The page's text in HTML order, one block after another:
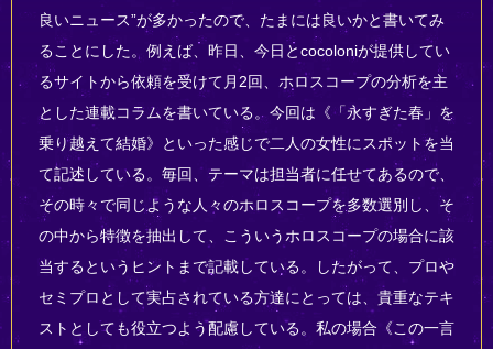
良いニュース”が多かったので、たまには良いかと書いてみ
ることにした。例えば、昨日、今日とcocoloniが提供してい
るサイトから依頼を受けて月2回、ホロスコープの分析を主
とした連載コラムを書いている。今回は《「永すぎた春」を
乗り越えて結婚》といった感じで二人の女性にスポットを当
て記述している。毎回、テーマは担当者に任せてあるので、
その時々で同じような人々のホロスコープを多数選別し、そ
の中から特徴を抽出して、こういうホロスコープの場合に該
当するというヒントまで記載している。したがって、プロや
セミプロとして実占されている方達にとっては、貴重なテキ
ストとしても役立つよう配慮している。私の場合《この一言